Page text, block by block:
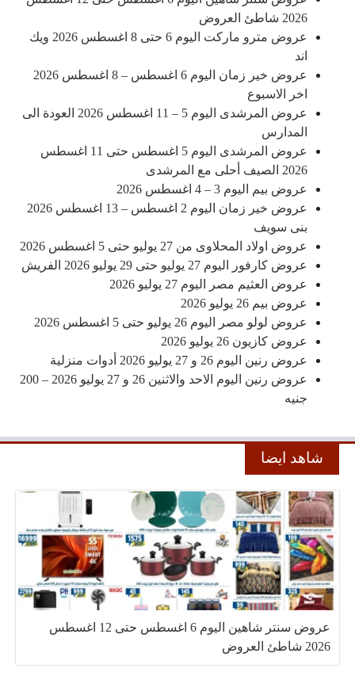
2026 شاطئ العروض
عروض مترو ماركت اليوم 6 حتى 8 اغسطس 2026 ويك
اند
عروض خير زمان اليوم 6 اغسطس – 8 اغسطس 2026
اخر الاسبوع
عروض المرشدى اليوم 5 – 11 اغسطس 2026 العودة الى
المدارس
عروض المرشدى اليوم 5 اغسطس حتى 11 اغسطس
2026 الصيف أحلى مع المرشدى
عروض بيم اليوم 3 – 4 اغسطس 2026
عروض خير زمان اليوم 2 اغسطس – 13 اغسطس 2026
بنى سويف
عروض اولاد المحلاوى من 27 يوليو حتى 5 اغسطس 2026
عروض كارفور اليوم 27 يوليو حتى 29 يوليو 2026 الفريش
عروض العثيم مصر اليوم 27 يوليو 2026
عروض بيم 26 يوليو 2026
عروض لولو مصر اليوم 26 يوليو حتى 5 اغسطس 2026
عروض كازيون 26 يوليو 2026
عروض رنين اليوم 26 و 27 يوليو 2026 أدوات منزلية
عروض رنين اليوم الاحد والاثنين 26 و 27 يوليو 2026 – 200
جنيه
شاهد ايضا
عروض سنتر شاهين اليوم 6 اغسطس حتى 12 اغسطس
2026 شاطئ العروض